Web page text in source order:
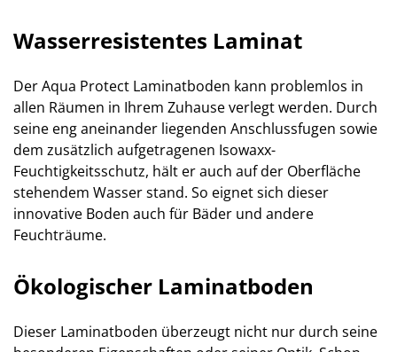
Wasserresistentes Laminat
Der Aqua Protect Laminatboden kann problemlos in
allen Räumen in Ihrem Zuhause verlegt werden. Durch
seine eng aneinander liegenden Anschlussfugen sowie
dem zusätzlich aufgetragenen Isowaxx-
Feuchtigkeitsschutz, hält er auch auf der Oberfläche
stehendem Wasser stand. So eignet sich dieser
innovative Boden auch für Bäder und andere
Feuchträume.
Ökologischer Laminatboden
Dieser Laminatboden überzeugt nicht nur durch seine